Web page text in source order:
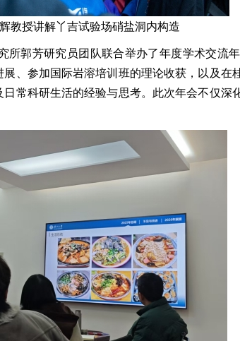
教授讲解丫吉试验场硝盐洞内构造
郭芳研究员团队联合举办了年度学术交流
、参加国际岩溶培训班的理论收获，以及在
常科研生活的经验与思考。此次年会不仅深